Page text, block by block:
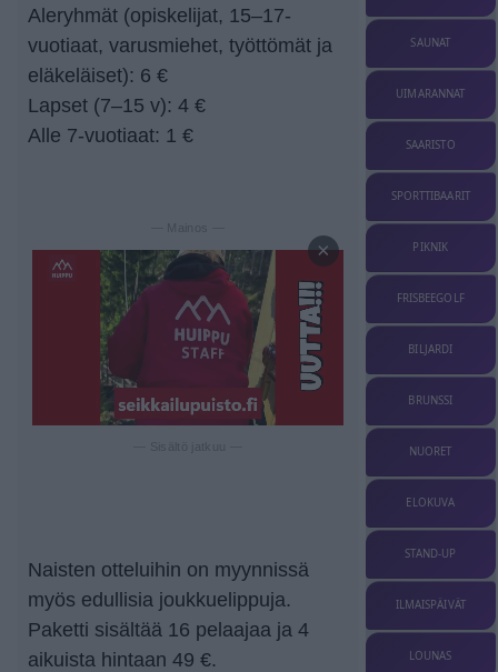
Aleryhmät (opiskelijat, 15–17-
vuotiaat, varusmiehet, työttömät ja
eläkeläiset): 6 €
Lapset (7–15 v): 4 €
Alle 7-vuotiaat: 1 €
— Mainos —
×
Naisten otteluihin on myynnissä
myös edullisia joukkuelippuja.
Paketti sisältää 16 pelaajaa ja 4
aikuista hintaan 49 €.
SAUNAT
UIMARANNAT
SAARISTO
SPORTTIBAARIT
PIKNIK
FRISBEEGOLF
BILJARDI
BRUNSSI
NUORET
ELOKUVA
STAND-UP
ILMAISPÄIVÄT
LOUNAS